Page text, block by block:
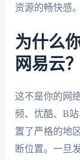
资源的畅快感。
为什么
网易云？
这不是你的网
频、优酷、B
置了严格的地
断位置。一旦